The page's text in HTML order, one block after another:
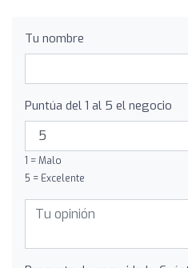
Tu nombre
Puntúa del 1 al 5 el negocio
1 = Malo
5 = Excelente